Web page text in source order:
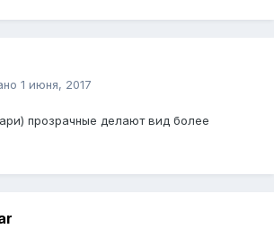
1 июня, 2017
прозрачные делают вид более